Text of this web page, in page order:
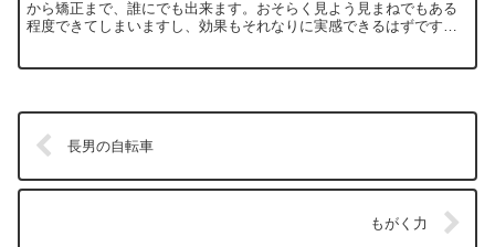
から矯正まで、誰にでも出来ます。おそらく見よう見まねでもある
程度できてしまいますし、効果もそれなりに実感できるはずです。
長男の自転車
もがく力